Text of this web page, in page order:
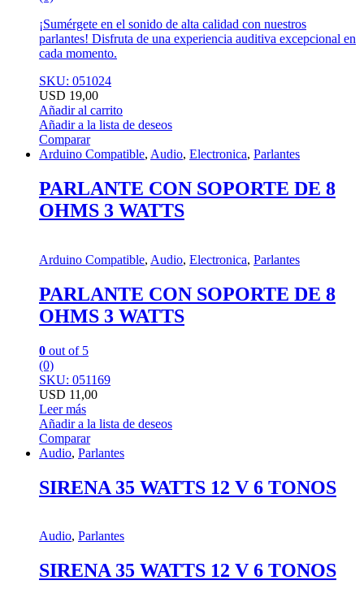
¡Sumérgete en el sonido de alta calidad con nuestros
parlantes! Disfruta de una experiencia auditiva excepcional en
cada momento.
SKU: 051024
USD 19,00
Añadir al carrito
Añadir a la lista de deseos
Comparar
Arduino Compatible, Audio, Electronica, Parlantes
PARLANTE CON SOPORTE DE 8
OHMS 3 WATTS
Arduino Compatible, Audio, Electronica, Parlantes
PARLANTE CON SOPORTE DE 8
OHMS 3 WATTS
0 out of 5
(0)
SKU: 051169
USD 11,00
Leer más
Añadir a la lista de deseos
Comparar
Audio, Parlantes
SIRENA 35 WATTS 12 V 6 TONOS
Audio, Parlantes
SIRENA 35 WATTS 12 V 6 TONOS